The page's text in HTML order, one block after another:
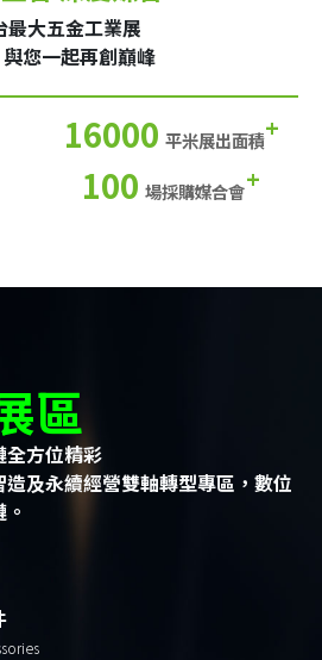
最大五金工業展
您一起再創巔峰
16000 平米展出面積+
100 場採購媒合會+
區
全方位精彩
及永續經營雙軸轉型專區，數位